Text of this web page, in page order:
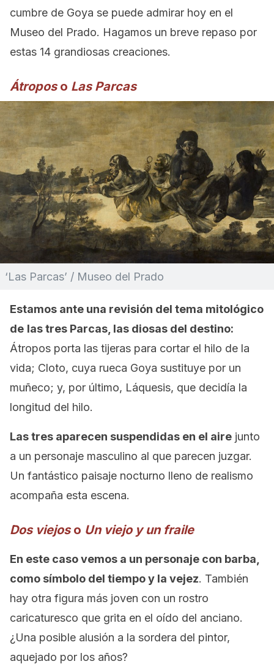
cumbre de Goya se puede admirar hoy en el
Museo del Prado. Hagamos un breve repaso por
estas 14 grandiosas creaciones.
Átroposo Las Parcas
‘Las Parcas’ / Museo del Prado
Estamos ante una revisión del tema mitológico
de las tres Parcas, las diosas del destino:
Átropos porta las tijeras para cortar el hilo de la
vida; Cloto, cuya rueca Goya sustituye por un
muñeco; y, por último, Láquesis, que decidía la
longitud del hilo.
Las tres aparecen suspendidas en el aire junto
a un personaje masculino al que parecen juzgar.
Un fantástico paisaje nocturno lleno de realismo
acompaña esta escena.
Dos viejoso Un viejo y un fraile
En este caso vemos a un personaje con barba,
como símbolo del tiempo y la vejez. También
hay otra figura más joven con un rostro
caricaturesco que grita en el oído del anciano.
¿Una posible alusión a la sordera del pintor,
aquejado por los años?